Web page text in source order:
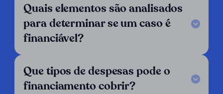
Quais elementos são analisados
para determinar se um caso é
financiável?
Que tipos de despesas pode o
financiamento cobrir?
Legal Notice
FAQ
Nossos critérios
Siga-nos
LinkedIn